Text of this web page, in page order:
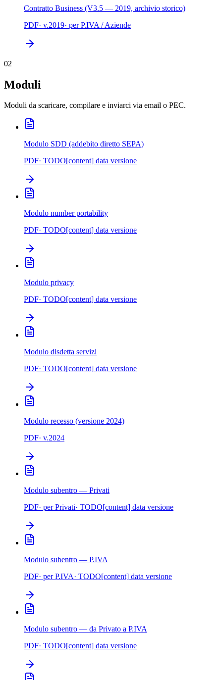
Contratto Business (V3.5 — 2019, archivio storico)
PDF· v.2019· perP.IVA / Aziende
02
Moduli
Moduli da scaricare, compilare e inviarci via email o PEC.
Modulo SDD (addebito diretto SEPA)
PDF· TODO[content] data versione
Modulo number portability
PDF· TODO[content] data versione
Modulo privacy
PDF· TODO[content] data versione
Modulo disdetta servizi
PDF· TODO[content] data versione
Modulo recesso (versione 2024)
PDF· v.2024
Modulo subentro — Privati
PDF· perPrivati· TODO[content] data versione
Modulo subentro — P.IVA
PDF· perP.IVA· TODO[content] data versione
Modulo subentro — da Privato a P.IVA
PDF· TODO[content] data versione